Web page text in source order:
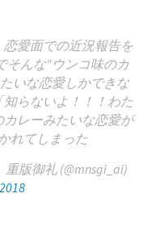
愛面での近況報告を
そんな"ウンコ味のカ
いな恋愛しかできな
らないよ！！！わた
レーみたいな恋愛が
れてしまった
版御礼 (@mnsgi_ai)